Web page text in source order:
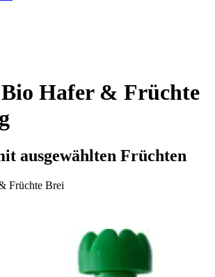
Bio Hafer & Früchte
ausgewählten Früchten
Früchte Brei